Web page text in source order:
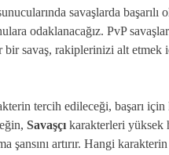
savaşlarda başarılı
odaklanacağız. PvP
savaş, rakiplerinizi alt etmek
tercih edileceği, başarı
Savaşçı karakterleri yüksek
şansını artırır. Hangi